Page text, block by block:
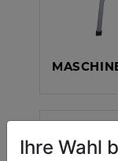
Ihre Wahl